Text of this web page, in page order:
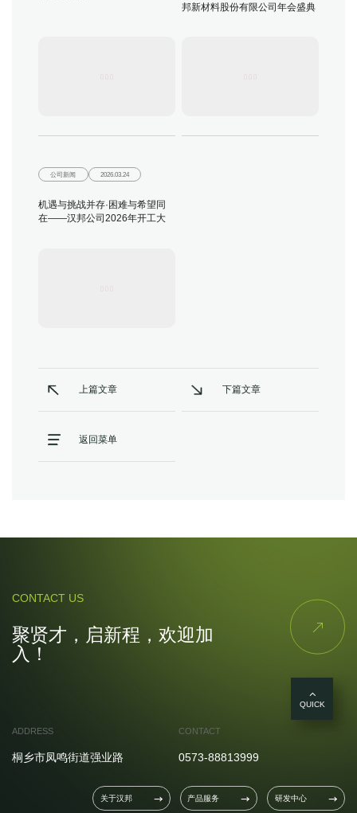
邦新材料股份有限公司年会盛典
公司新闻 2026.03.24
机遇与挑战并存·困难与希望同
在——汉邦公司2026年开工大
上篇文章 下篇文章
返回菜单
CONTACT US
聚贤才，启新程，欢迎加
入！

ADDRESS
桐乡市凤鸣街道强业路
CONTACT
0573-88813999
关于汉邦  产品服务  研发中心 
QUICK